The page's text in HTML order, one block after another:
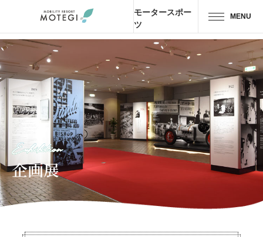
モータースポー
ツ
MENU
トップページ EN
エリア・施設
アトラクション・アクティビティ
モータースポーツ
ホテル・ キャンプ
Exhibition
企画展